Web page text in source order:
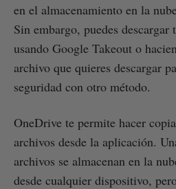
en el almacenamiento en la
Sin embargo, puedes
usando Google Takeout o
archivo que quieres descargar
seguridad con otro método.
OneDrive te permite hacer
archivos desde la aplicación.
archivos se almacenan en la
desde cualquier dispositivo,